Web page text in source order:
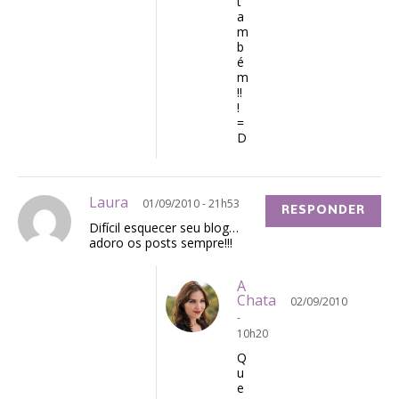
a
m
b
é
m
!!
!
=
D
Laura 01/09/2010 - 21h53
Difícil esquecer seu blog…
adoro os posts sempre!!!
RESPONDER
A
Chata
02/09/2010
-
10h20
Q
u
e